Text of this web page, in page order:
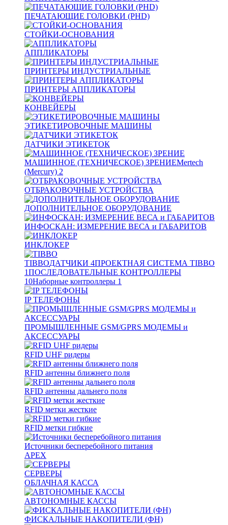
ПЕЧАТАЮЩИЕ ГОЛОВКИ (PHD)
СТОЙКИ-ОСНОВАНИЯ
АППЛИКАТОРЫ
ПРИНТЕРЫ ИНДУСТРИАЛЬНЫЕ
ПРИНТЕРЫ АППЛИКАТОРЫ
КОНВЕЙЕРЫ
ЭТИКЕТИРОВОЧНЫЕ МАШИНЫ
ДАТЧИКИ ЭТИКЕТОК
МАШИННОЕ (ТЕХНИЧЕСКОЕ) ЗРЕНИЕMertech
(Mercury) 2
ОТБРАКОВОЧНЫЕ УСТРОЙСТВА
ДОПОЛНИТЕЛЬНОЕ ОБОРУДОВАНИЕ
ИНФОСКАН: ИЗМЕРЕНИЕ ВЕСА и ГАБАРИТОВ
ИНКЛОКЕР
TIBBOДАТЧИКИ 4ПРОЕКТНАЯ СИСТЕМА TIBBO
1ПОСЛЕДОВАТЕЛЬНЫЕ КОНТРОЛЛЕРЫ
10Наборные контроллеры 1
IP ТЕЛЕФОНЫ
ПРОМЫШЛЕННЫЕ GSM/GPRS МОДЕМЫ и
АКСЕССУАРЫ
RFID UHF ридеры
RFID антенны ближнего поля
RFID антенны дальнего поля
RFID метки жесткие
RFID метки гибкие
Источники бесперебойного питания
APEX
СЕРВЕРЫ
ОБЛАЧНАЯ КАССА
АВТОНОМНЫЕ КАССЫ
ФИСКАЛЬНЫЕ НАКОПИТЕЛИ (ФН)